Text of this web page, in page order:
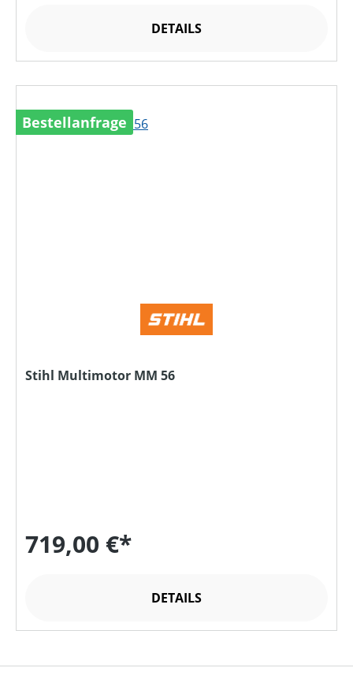
DETAILS
Bestellanfrage
Stihl Multimotor MM 56
719,00 €*
DETAILS